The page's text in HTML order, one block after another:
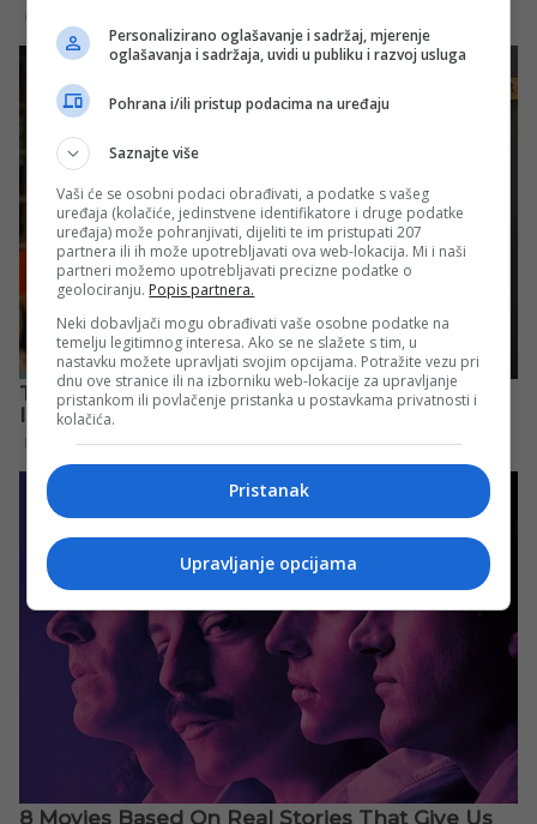
Personalizirano oglašavanje i sadržaj, mjerenje
oglašavanja i sadržaja, uvidi u publiku i razvoj usluga
Pohrana i/ili pristup podacima na uređaju
Saznajte više
Vaši će se osobni podaci obrađivati, a podatke s vašeg
uređaja (kolačiće, jedinstvene identifikatore i druge podatke
uređaja) može pohranjivati, dijeliti te im pristupati 207
partnera ili ih može upotrebljavati ova web-lokacija. Mi i naši
partneri možemo upotrebljavati precizne podatke o
geolociranju. Popis partnera.
Neki dobavljači mogu obrađivati vaše osobne podatke na
temelju legitimnog interesa. Ako se ne slažete s tim, u
nastavku možete upravljati svojim opcijama. Potražite vezu pri
dnu ove stranice ili na izborniku web-lokacije za upravljanje
pristankom ili povlačenje pristanka u postavkama privatnosti i
kolačića.
Pristanak
Upravljanje opcijama